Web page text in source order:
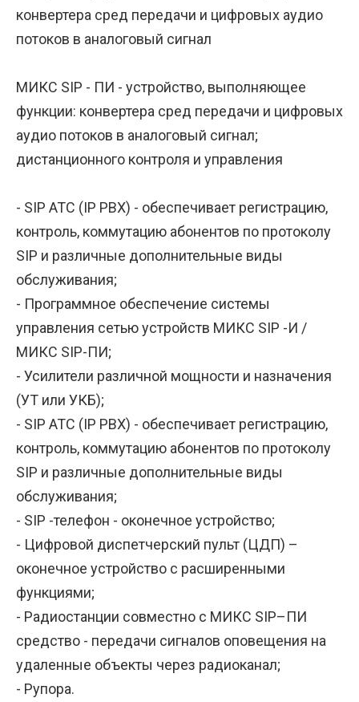
конвертера сред передачи и цифровых аудио
потоков в аналоговый сигнал
МИКС SIP - ПИ - устройство, выполняющее
функции: конвертера сред передачи и цифровых
аудио потоков в аналоговый сигнал;
дистанционного контроля и управления
- SIP АТС (IP РВХ) - обеспечивает регистрацию,
контроль, коммутацию абонентов по протоколу
SIP и различные дополнительные виды
обслуживания;
- Программное обеспечение системы
управления сетью устройств МИКС SIP -И /
МИКС SIP-ПИ;
- Усилители различной мощности и назначения
(УТ или УКБ);
- SIP АТС (IP РВХ) - обеспечивает регистрацию,
контроль, коммутацию абонентов по протоколу
SIP и различные дополнительные виды
обслуживания;
- SIP -телефон - оконечное устройство;
- Цифровой диспетчерский пульт (ЦДП) –
оконечное устройство с расширенными
функциями;
- Радиостанции совместно с МИКС SIP–ПИ
средство - передачи сигналов оповещения на
удаленные объекты через радиоканал;
- Рупора.